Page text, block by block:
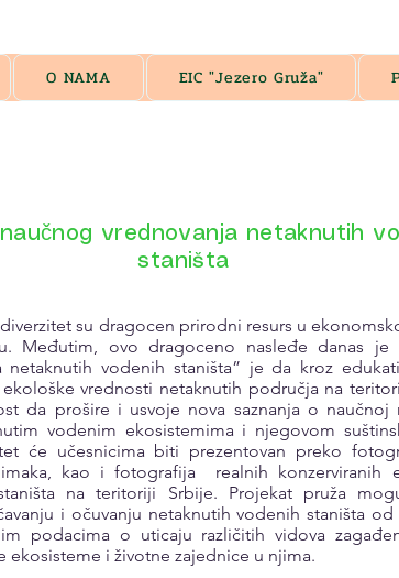
O NAMA EIC "Jezero Gruža"
vrednovanja netaknutih
staništa
su dragocen prirodni resurs u
Međutim, ovo dragoceno nasleđe danas je
netaknutih vodenih staništa” je da kroz
vrednosti netaknutih područja na
da prošire i usvoje nova saznanja o
vodenim ekosistemima i njegovom
će učesnicima biti prezentovan preko
kao i fotografija realnih konzerviranih
na teritoriji Srbije. Projekat pruža
i očuvanju netaknutih vodenih staništa
podacima o uticaju različitih vidova
i životne zajednice u njima.